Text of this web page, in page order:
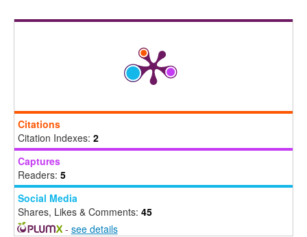
Citations
Citation Indexes: 2
Captures
Readers: 5
Social Media
Shares, Likes & Comments: 45
- see details